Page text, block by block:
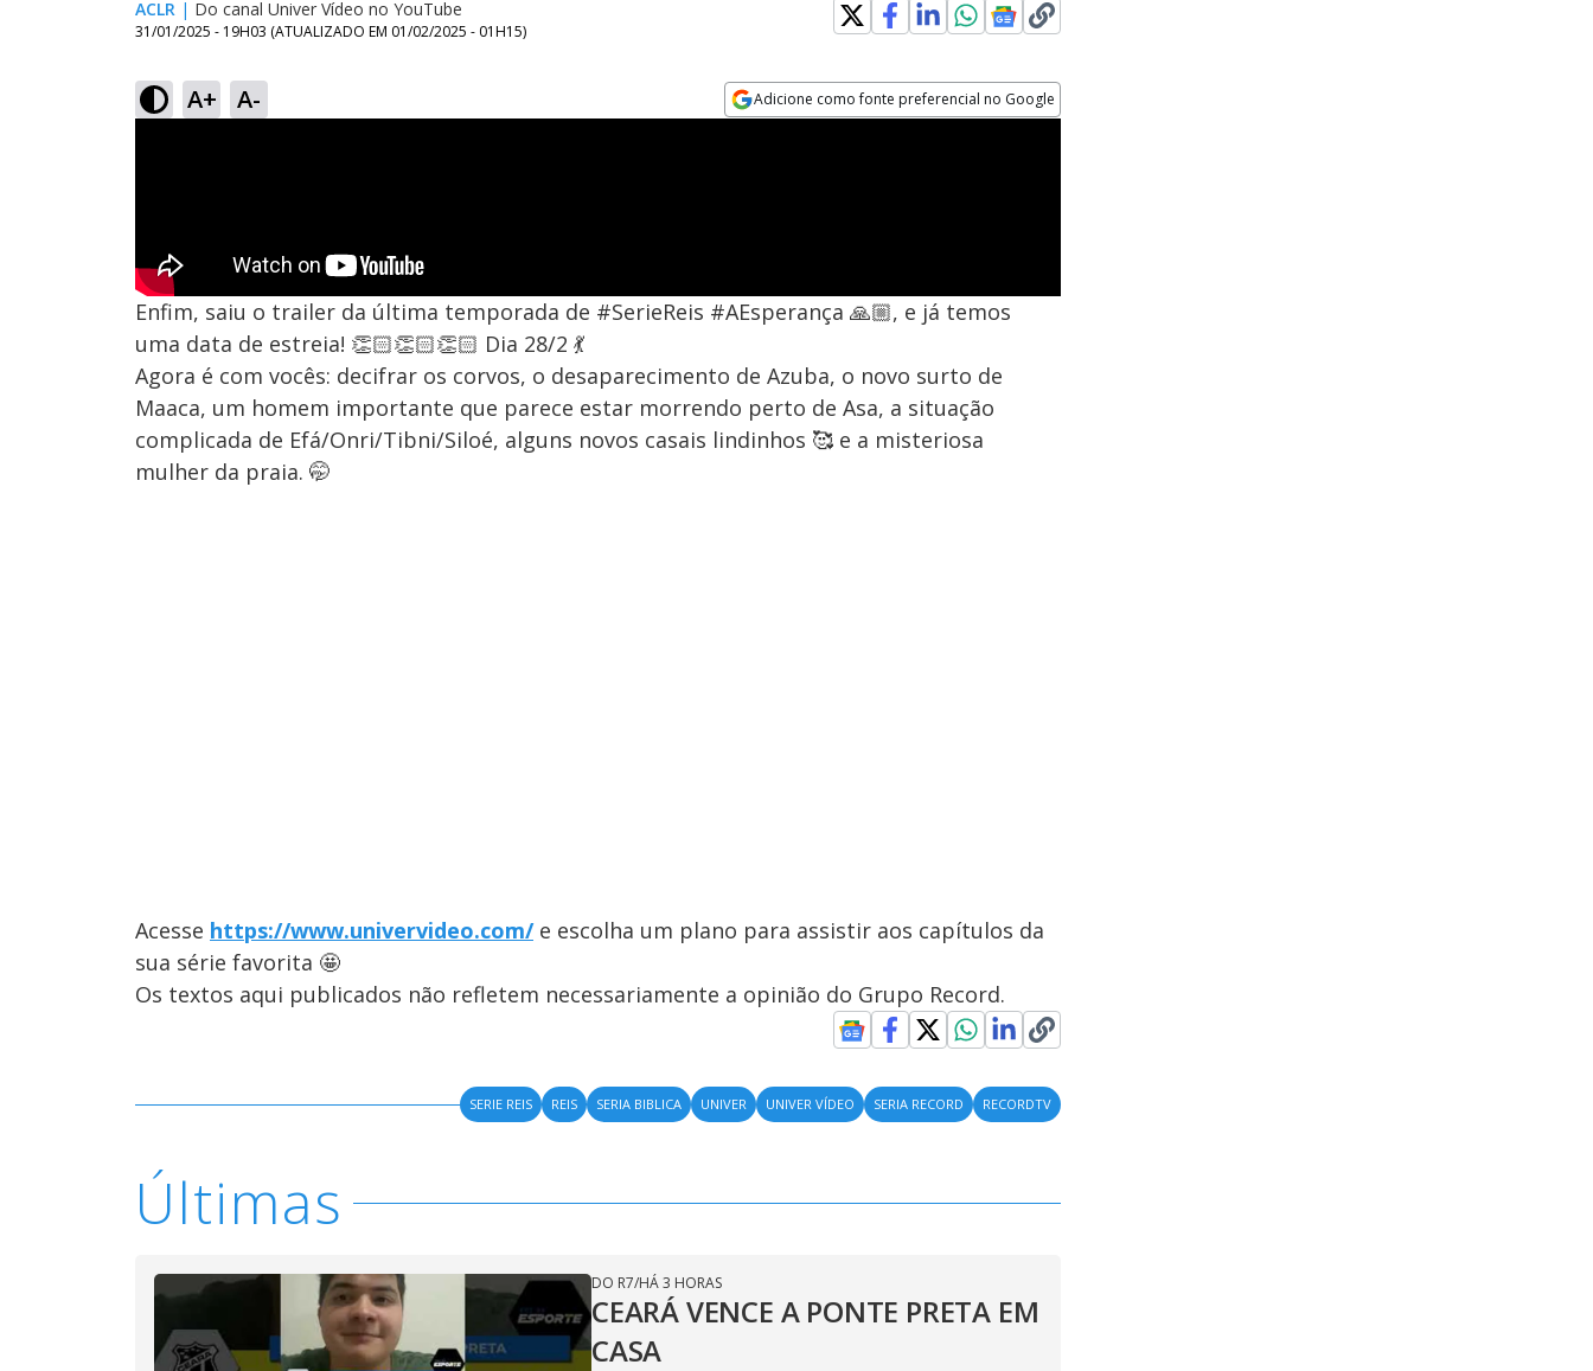
ACLR | Do canal Univer Vídeo no YouTube
31/01/2025 - 19H03 (ATUALIZADO EM 01/02/2025 - 01H15)
A+ A- Adicione como fonte preferencial no Google
Enfim, saiu o trailer da última temporada de #SerieReis #AEsperança 🙏🏼, e já temos
uma data de estreia! 👏🏻👏🏻👏🏻 Dia 28/2 💃
Agora é com vocês: decifrar os corvos, o desaparecimento de Azuba, o novo surto de
Maaca, um homem importante que parece estar morrendo perto de Asa, a situação
complicada de Efá/Onri/Tibni/Siloé, alguns novos casais lindinhos 🥰 e a misteriosa
mulher da praia. 🤭
Acesse https://www.univervideo.com/e escolha um plano para assistir aos capítulos da
sua série favorita 🤩
Os textos aqui publicados não refletem necessariamente a opinião do Grupo Record.
SERIE REIS REIS SERIA BIBLICA UNIVER UNIVER VÍDEO SERIA RECORD RECORDTV
Últimas
DO R7/HÁ 3 HORAS
CEARÁ VENCE A PONTE PRETA EM
CASA